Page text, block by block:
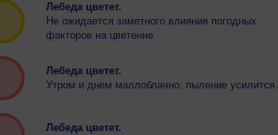
Лебеда цветет.
Не ожидается заметного влияния погодных
факторов на цветение.
Лебеда цветет.
Утром и днем маллоблачно: пыление усилится.
Лебеда цветет.